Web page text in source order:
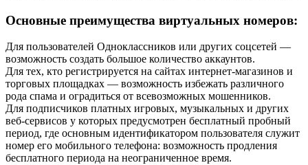
Основные преимущества виртуальных номеров:
Для пользователей Одноклассников или других соцсетей —
возможность создать большое количество аккаунтов.
Для тех, кто регистрируется на сайтах интернет-магазинов и
торговых площадках — возможность избежать различного
рода спама и оградиться от всевозможных мошенников.
Для подписчиков платных игровых, музыкальных и других
веб-сервисов у которых предусмотрен бесплатный пробный
период, где основным идентификатором пользователя служит
номер его мобильного телефона: возможность продления
бесплатного периода на неограниченное время.